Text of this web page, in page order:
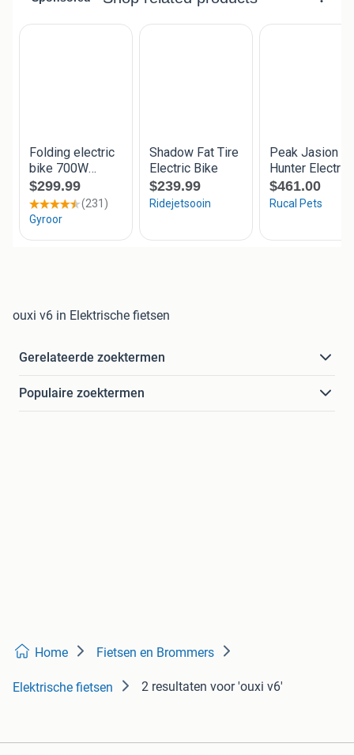
ouxi v6 in Elektrische fietsen
Gerelateerde zoektermen
Populaire zoektermen
Home Fietsen en Brommers
Elektrische fietsen 2 resultaten voor 'ouxi v6'